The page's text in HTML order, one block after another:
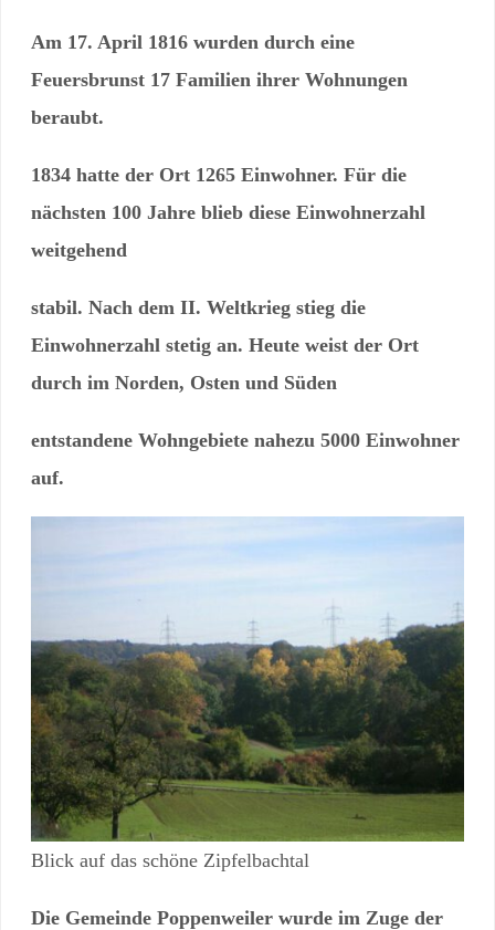
Am 17. April 1816 wurden durch eine
Feuersbrunst 17 Familien ihrer Wohnungen
beraubt.
1834 hatte der Ort 1265 Einwohner. Für die
nächsten 100 Jahre blieb diese Einwohnerzahl
weitgehend
stabil. Nach dem II. Weltkrieg stieg die
Einwohnerzahl stetig an. Heute weist der Ort
durch im Norden, Osten und Süden
entstandene Wohngebiete nahezu 5000 Einwohner
auf.
Blick auf das schöne Zipfelbachtal
Die Gemeinde Poppenweiler wurde im Zuge der